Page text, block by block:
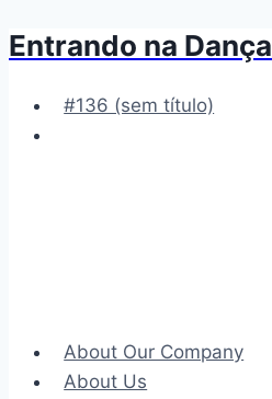
Pular
Conteúdo
Entrando na Dança
#136 (sem título)
About Our Company
About Us